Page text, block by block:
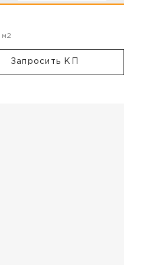
м2
Запросить КП